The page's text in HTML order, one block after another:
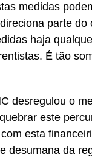
medidas
parte do
haja
É tão
desregulou o
este
esta
desumana da